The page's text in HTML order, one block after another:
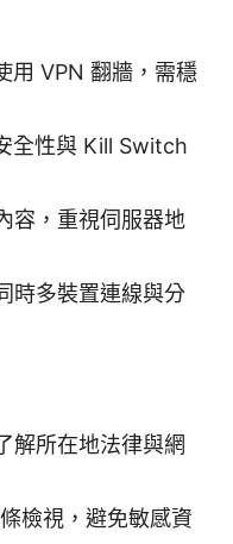
用 VPN 翻牆，需穩
全性與 Kill Switch
容，重視伺服器地
時多裝置連線與分
解所在地法律與網
檢視，避免敏感資